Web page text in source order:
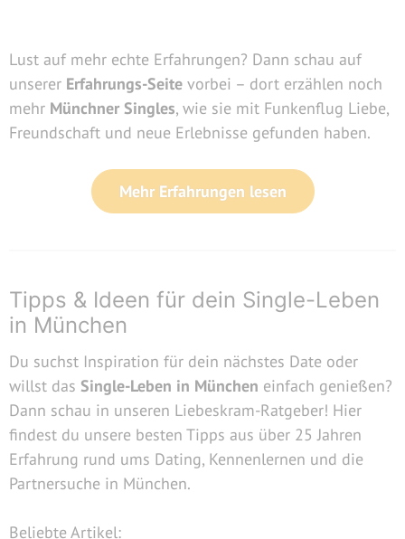
Lust auf mehr echte Erfahrungen? Dann schau auf
unserer Erfahrungs-Seite vorbei – dort erzählen noch
mehr Münchner Singles, wie sie mit Funkenflug Liebe,
Freundschaft und neue Erlebnisse gefunden haben.
Mehr Erfahrungen lesen
Tipps & Ideen für dein Single-Leben
in München
Du suchst Inspiration für dein nächstes Date oder
willst das Single-Leben in München einfach genießen?
Dann schau in unseren Liebeskram-Ratgeber! Hier
findest du unsere besten Tipps aus über 25 Jahren
Erfahrung rund ums Dating, Kennenlernen und die
Partnersuche in München.
Beliebte Artikel: